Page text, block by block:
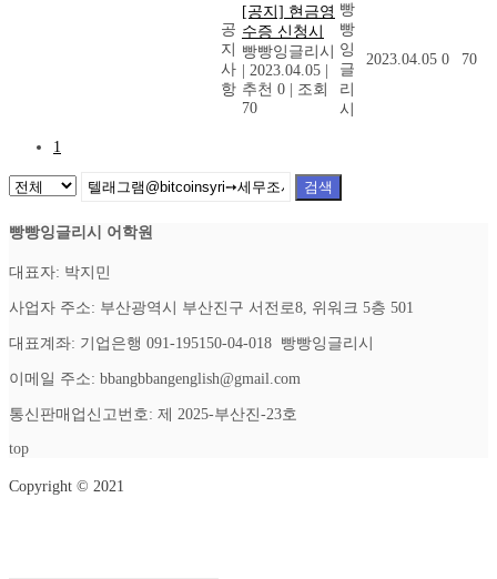
공
지
사
항
[공지] 현금영
수증 신청시
빵빵잉글리시
2023.04.05
추천 0
조회
70
빵
빵
잉
글
리
시
2023.04.05 0 70
1
검색
빵빵잉글리시 어학원
대표자: 박지민
사업자 주소: 부산광역시 부산진구 서전로8, 위워크 5층 501
대표계좌: 기업은행 091-195150-04-018 빵빵잉글리시
이메일 주소: bbangbbangenglish@gmail.com
통신판매업신고번호: 제 2025-부산진-23호
top
Copyright © 2021